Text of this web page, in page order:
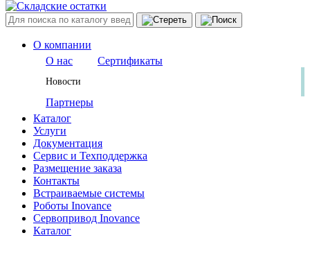
О компании
О нас
Сертификаты
Новости
Партнеры
Каталог
Услуги
Документация
Сервис и Техподдержка
Размещение заказа
Контакты
Встраиваемые системы
Роботы Inovance
Сервопривод Inovance
Каталог